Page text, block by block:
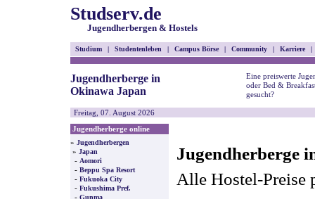
Studserv.de
Jugendherbergen & Hostels
Studium | Studentenleben | Campus Börse | Community | Karriere |
Jugendherberge in
Okinawa Japan
Eine preiswerte
oder Bed &
gesucht?
Freitag, 07. August 2026
Jugendherberge online
» Jugendherbergen
» Japan
- Aomori
- Beppu Spa Resort
- Fukuoka City
- Fukushima Pref.
- Gunma
Jugendherberge
Alle Hostel-Preise